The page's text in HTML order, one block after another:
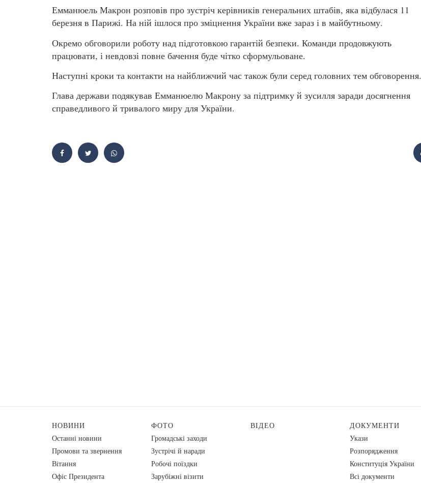
Емманюель Макрон розповів про зустріч керівників генеральних штабів, яка відбулася 11
березня в Парижі. На ній ішлося про зміцнення України вже зараз і в майбутньому.
Окремо обговорили роботу над підготовкою гарантій безпеки. Команди продовжують
працювати, і невдовзі повне бачення буде чітко сформульоване.
Наступні кроки та контакти на найближчий час також були серед головних тем обговорення.
Глава держави подякував Емманюелю Макрону за підтримку й зусилля заради досягнення
справедливого й тривалого миру для України.
НОВИНИ
Останні новини
Промови та звернення
Вiтання
Офіс Президента
ФОТО
Громадські заходи
Зустрічі й наради
Робочі поїздки
Зарубіжні візити
ВІДЕО
ДОКУМЕНТИ
Укази
Розпорядження
Конституція України
Всі документи